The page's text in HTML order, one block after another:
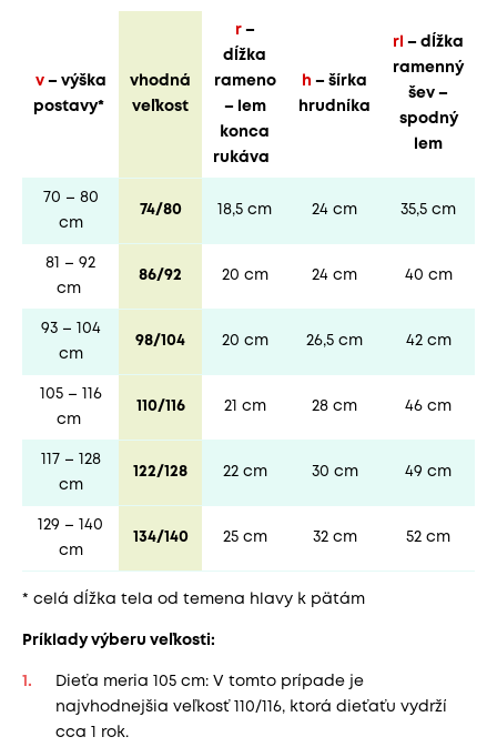
v– výška
postavy*
vhodná
veľkost
r –
dĺžka
rameno
– lem
konca
rukáva
h – šírka
hrudníka
rl – dĺžka
ramenný
šev –
spodný
lem
70 – 80
cm
74/80 18,5 cm 24 cm 35,5 cm
81 – 92
cm
86/92 20 cm 24 cm 40 cm
93 – 104
cm
98/104 20 cm 26,5 cm 42 cm
105 – 116
cm
110/116 21 cm 28 cm 46 cm
117 – 128
cm
122/128 22 cm 30 cm 49 cm
129 – 140
cm
134/140 25 cm 32 cm 52 cm
* celá dĺžka tela od temena hlavy k pätám
Príklady výberu veľkosti:
Dieťa meria 105 cm: V tomto prípade je
najvhodnejšia veľkosť 110/116, ktorá dieťaťu vydrží
cca 1 rok.